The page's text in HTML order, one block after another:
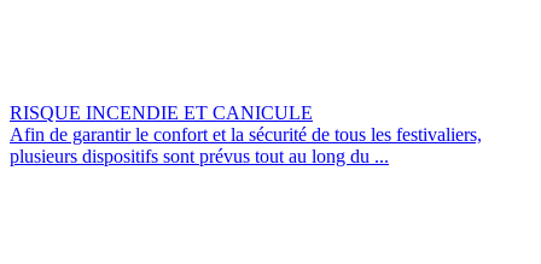
RISQUE INCENDIE ET CANICULE
Afin de garantir le confort et la sécurité de tous les festivaliers,
plusieurs dispositifs sont prévus tout au long du ...